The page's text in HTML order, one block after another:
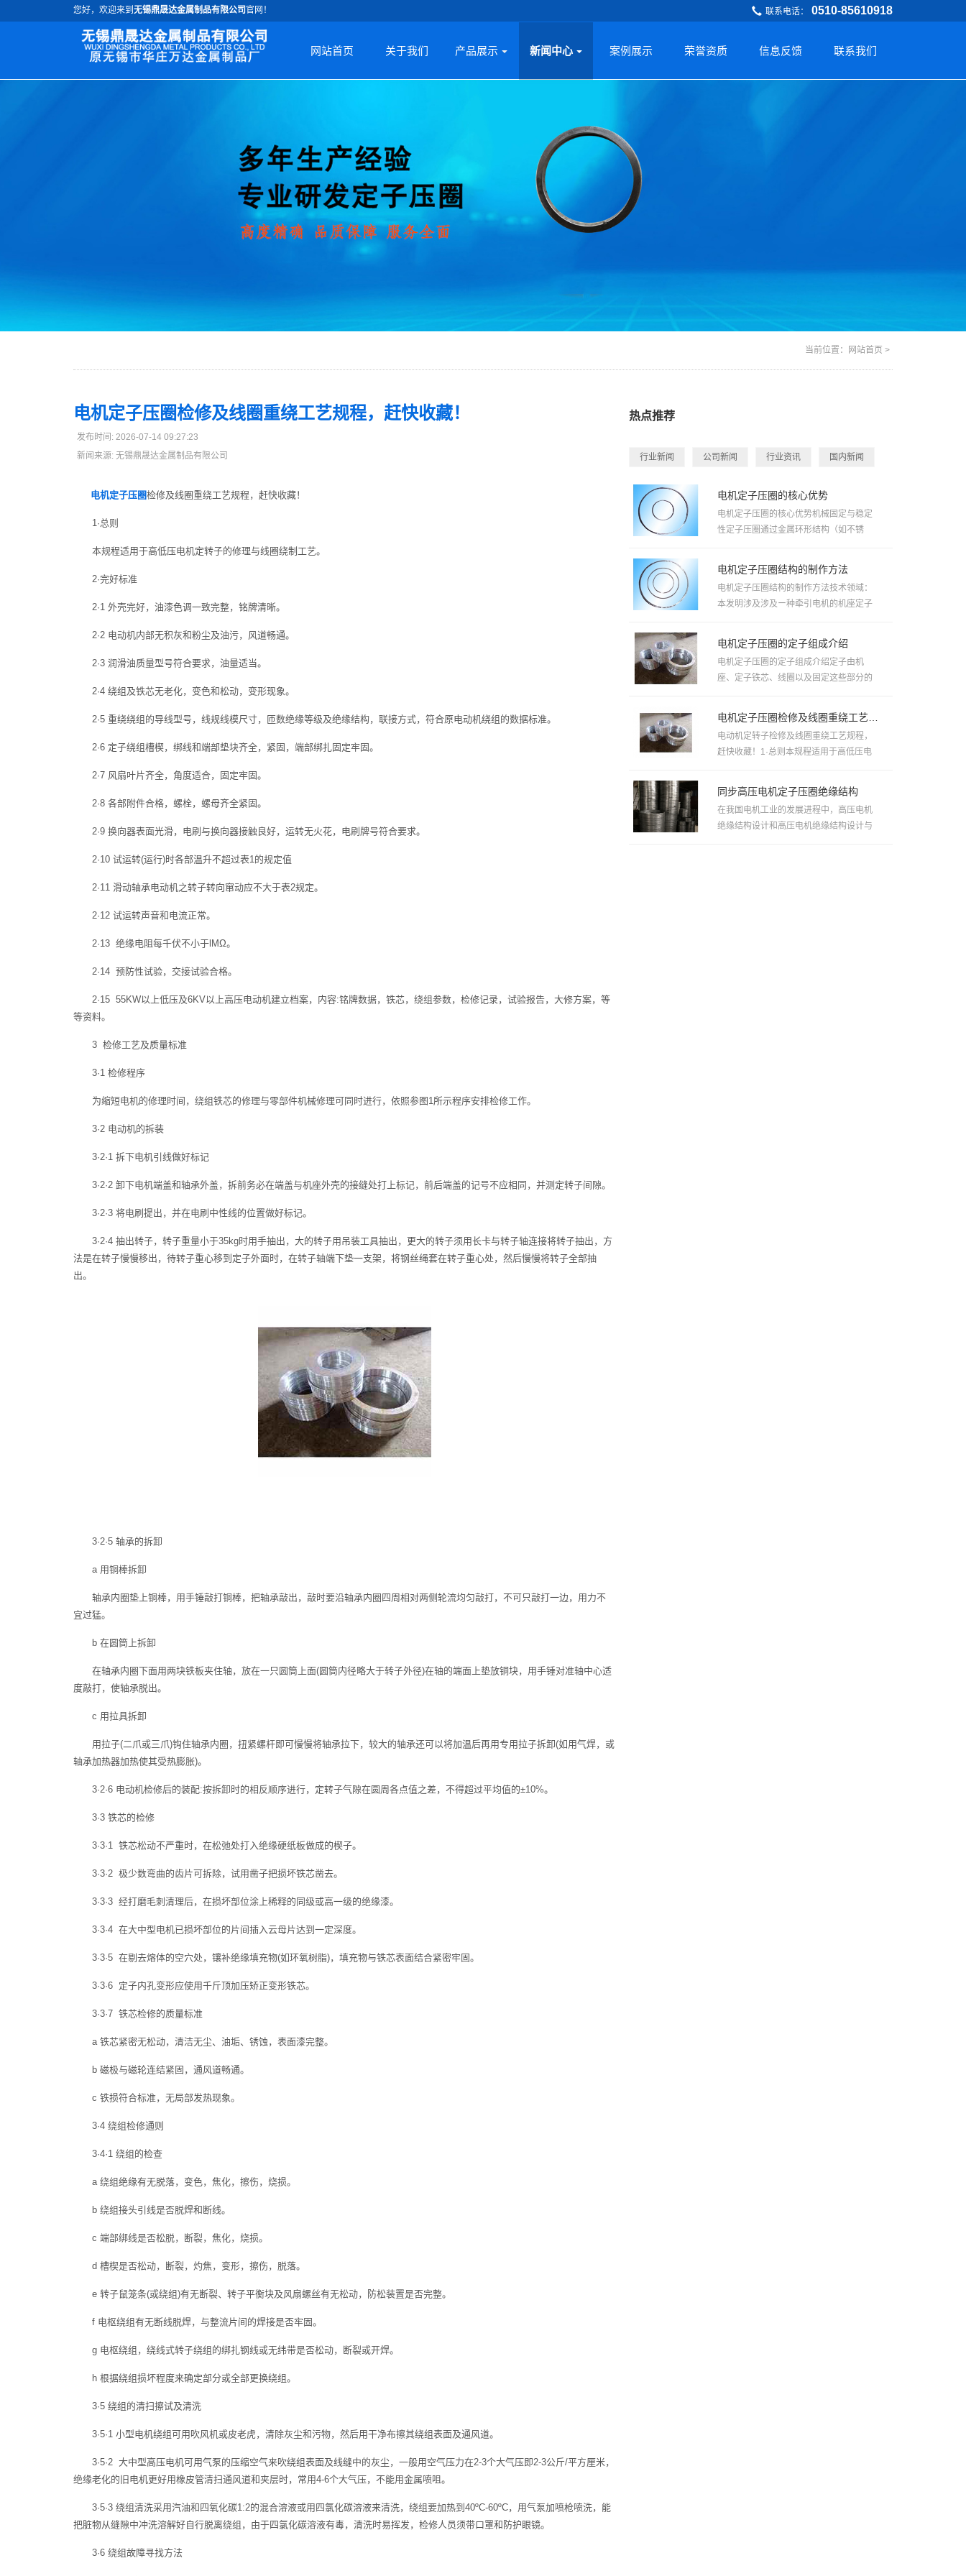
您好，欢迎来到 无锡鼎晟达金属制品有限公司官网！ 联系电话： ​0510-85610918
网站首页 关于我们 产品展示 新闻中心 案例展示 荣誉资质 信息反馈 联系我们
当前位置： 网站首页 >
电机定子压圈检修及线圈重绕工艺规程，赶快收藏！
发布时间: 2026-07-14 09:27:23
新闻来源: 无锡鼎晟达金属制品有限公司
电机定子压圈检修及线圈重绕工艺规程，赶快收藏！
1·总则
本规程适用于高低压电机定转子的修理与线圈绕制工艺。
2·完好标准
2·1 外壳完好，油漆色调一致完整，铭牌清晰。
2·2 电动机内部无积灰和粉尘及油污，风道畅通。
2·3 润滑油质量型号符合要求，油量适当。
2·4 绕组及铁芯无老化，变色和松动，变形现象。
2·5 重绕绕组的导线型号，线规线模尺寸，匝数绝缘等级及绝缘结构，联接方式，符合原电动机绕组的数据标准。
2·6 定子绕组槽楔，绑线和端部垫块齐全，紧固，端部绑扎固定牢固。
2·7 风扇叶片齐全，角度适合，固定牢固。
2·8 各部附件合格，螺栓，螺母齐全紧固。
2·9 换向器表面光滑，电刷与换向器接触良好，运转无火花，电刷牌号符合要求。
2·10 试运转(运行)时各部温升不超过表1的规定值
2·11 滑动轴承电动机之转子转向窜动应不大于表2规定。
2·12 试运转声音和电流正常。
2·13 绝缘电阻每千伏不小于lMΩ。
2·14 预防性试验，交接试验合格。
2·15 55KW以上低压及6KV以上高压电动机建立档案，内容:铭牌数据，铁芯，绕组参数，检修记录，试验报告，大修方案，等
等资料。
3 检修工艺及质量标准
3·1 检修程序
为缩短电机的修理时间，绕组铁芯的修理与零部件机械修理可同时进行，依照参图1所示程序安排检修工作。
3·2 电动机的拆装
3·2·1 拆下电机引线做好标记
3·2·2 卸下电机端盖和轴承外盖，拆前务必在端盖与机座外壳的接缝处打上标记，前后端盖的记号不应相同，并测定转子间隙。
3·2·3 将电刷提出，并在电刷中性线的位置做好标记。
3·2·4 抽出转子，转子重量小于35kg时用手抽出，大的转子用吊装工具抽出，更大的转子须用长卡与转子轴连接将转子抽出，方
法是在转子慢慢移出，待转子重心移到定子外面时，在转子轴端下垫一支架，将钢丝绳套在转子重心处，然后慢慢将转子全部抽
出。
3·2·5 轴承的拆卸
a 用铜棒拆卸
轴承内圈垫上铜棒，用手锤敲打铜棒，把轴承敲出，敲时要沿轴承内圈四周相对两侧轮流均匀敲打，不可只敲打一边，用力不
宜过猛。
b 在圆筒上拆卸
在轴承内圈下面用两块铁板夹住轴，放在一只圆筒上面(圆筒内径略大于转子外径)在轴的端面上垫放铜块，用手锤对准轴中心适
度敲打，使轴承脱出。
c 用拉具拆卸
用拉子(二爪或三爪)钩住轴承内圈，扭紧螺杆即可慢慢将轴承拉下，较大的轴承还可以将加温后再用专用拉子拆卸(如用气焊，或
轴承加热器加热使其受热膨胀)。
3·2·6 电动机检修后的装配:按拆卸时的相反顺序进行，定转子气隙在圆周各点值之差，不得超过平均值的±10%。
3·3 铁芯的检修
3·3·1 铁芯松动不严重时，在松弛处打入绝缘硬纸板做成的楔子。
3·3·2 极少数弯曲的齿片可拆除，试用凿子把损坏铁芯凿去。
3·3·3 经打磨毛刺清理后，在损坏部位涂上稀释的同级或高一级的绝缘漆。
3·3·4 在大中型电机已损坏部位的片间插入云母片达到一定深度。
3·3·5 在剔去熔体的空穴处，镶补绝缘填充物(如环氧树脂)，填充物与铁芯表面结合紧密牢固。
3·3·6 定子内孔变形应使用千斤顶加压矫正变形铁芯。
3·3·7 铁芯检修的质量标准
a 铁芯紧密无松动，清洁无尘、油垢、锈蚀，表面漆完整。
b 磁极与磁轮连结紧固，通风道畅通。
c 铁损符合标准，无局部发热现象。
3·4 绕组检修通则
3·4·1 绕组的检查
a 绕组绝缘有无脱落，变色，焦化，擦伤，烧损。
b 绕组接头引线是否脱焊和断线。
c 端部绑线是否松脱，断裂，焦化，烧损。
d 槽楔是否松动，断裂，灼焦，变形，擦伤，脱落。
e 转子鼠笼条(或绕组)有无断裂、转子平衡块及风扇螺丝有无松动，防松装置是否完整。
f 电枢绕组有无断线脱焊，与整流片间的焊接是否牢固。
g 电枢绕组，绕线式转子绕组的绑扎钢线或无纬带是否松动，断裂或开焊。
h 根据绕组损坏程度来确定部分或全部更换绕组。
3·5 绕组的清扫擦试及清洗
3·5·1 小型电机绕组可用吹风机或皮老虎，清除灰尘和污物，然后用干净布擦其绕组表面及通风道。
3·5·2 大中型高压电机可用气泵的压缩空气来吹绕组表面及线缝中的灰尘，一般用空气压力在2-3个大气压即2-3公斤/平方厘米，
绝缘老化的旧电机更好用橡皮管清扫通风道和夹层时，常用4-6个大气压，不能用金属喷咀。
3·5·3 绕组清洗采用汽油和四氧化碳1:2的混合溶液或用四氯化碳溶液来清洗，绕组要加热到40ºC-60ºC，用气泵加喷枪喷洗，能
把脏物从缝隙中冲洗溶解好自行脱离绕组，由于四氯化碳溶液有毒，清洗时易挥发，检修人员须带口罩和防护眼镜。
3·6 绕组故障寻找方法
热点推荐
行业新闻 公司新闻 行业资讯 国内新闻
电机定子压圈的核心优势
电机定子压圈的核心优势‌机械固定与稳定
性‌定子压圈通过金属环形结构（如不锈
电机定子压圈结构的制作方法
电机定子压圈结构的制作方法技术领域：
本发明涉及涉及ー种牵引电机的机座定子
电机定子压圈的定子组成介绍
电机定子压圈的定子组成介绍定子由机
座、定子铁芯、线圈以及固定这些部分的
电动机定转子检修及线圈重绕工艺规程，
赶快收藏！1·总则本规程适用于高低压电
同步高压电机定子压圈绝缘结构
在我国电机工业的发展进程中，高压电机
绝缘结构设计和高压电机绝缘结构设计与